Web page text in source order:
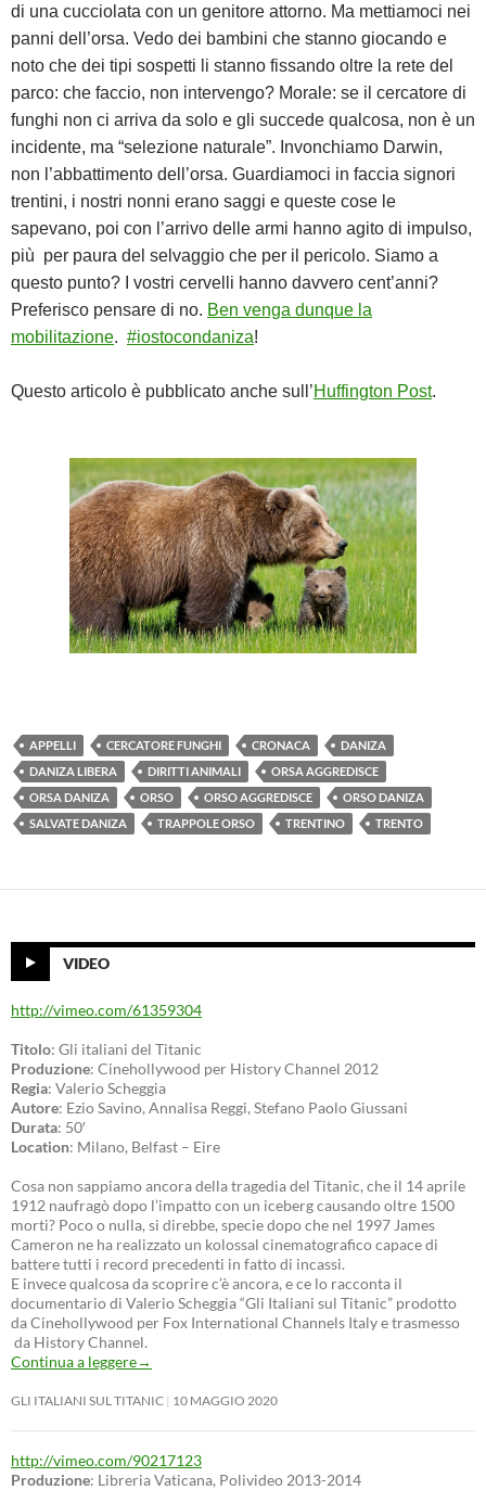
di una cucciolata con un genitore attorno. Ma mettiamoci nei
panni dell’orsa. Vedo dei bambini che stanno giocando e
noto che dei tipi sospetti li stanno fissando oltre la rete del
parco: che faccio, non intervengo? Morale: se il cercatore di
funghi non ci arriva da solo e gli succede qualcosa, non è un
incidente, ma “selezione naturale”. Invonchiamo Darwin,
non l’abbattimento dell’orsa. Guardiamoci in faccia signori
trentini, i nostri nonni erano saggi e queste cose le
sapevano, poi con l’arrivo delle armi hanno agito di impulso,
più per paura del selvaggio che per il pericolo. Siamo a
questo punto? I vostri cervelli hanno davvero cent’anni?
Preferisco pensare di no. Ben venga dunque la
mobilitazione. #iostocondaniza!
Questo articolo è pubblicato anche sull’Huffington Post.
APPELLI CERCATORE FUNGHI CRONACA
DANIZA
DANIZA LIBERA
DIRITTI ANIMALI
ORSA AGGREDISCE
ORSA DANIZA
ORSO ORSO AGGREDISCE
ORSO DANIZA
SALVATE DANIZA
TRAPPOLE ORSO TRENTINO TRENTO
VIDEO
http://vimeo.com/61359304
Titolo: Gli italiani del Titanic
Produzione: Cinehollywood per History Channel 2012
Regia: Valerio Scheggia
Autore: Ezio Savino, Annalisa Reggi, Stefano Paolo Giussani
Durata: 50′
Location: Milano, Belfast – Eire
Cosa non sappiamo ancora della tragedia del Titanic, che il 14 aprile
1912 naufragò dopo l’impatto con un iceberg causando oltre 1500
morti? Poco o nulla, si direbbe, specie dopo che nel 1997 James
Cameron ne ha realizzato un kolossal cinematografico capace di
battere tutti i record precedenti in fatto di incassi.
E invece qualcosa da scoprire c’è ancora, e ce lo racconta il
documentario di Valerio Scheggia “Gli Italiani sul Titanic” prodotto
da Cinehollywood per Fox International Channels Italy e trasmesso
da History Channel.
Continua a leggere→
GLI ITALIANI SUL TITANIC 10 MAGGIO 2020
http://vimeo.com/90217123
Produzione: Libreria Vaticana, Polivideo 2013-2014